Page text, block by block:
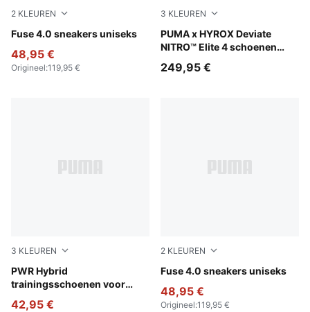
2 KLEUREN
Fuse 4.0 sneakers uniseks
Cool Light Gray-PUMA Black-Lux Lime
48,95 €
Origineel:119,95 €
3 KLEUREN
PUMA x HYROX Deviate
NITRO™ Elite 4 schoenen
PUMA Black-Vibrant Yellow
249,95 €
3 KLEUREN
PWR Hybrid
trainingsschoenen voor
PUMA Black-Ruby Shimmer-Pink Pixel
42,95 €
2 KLEUREN
Fuse 4.0 sneakers uniseks
PUMA Black-Cast Iron-
48,95 €
Origineel:119,95 €